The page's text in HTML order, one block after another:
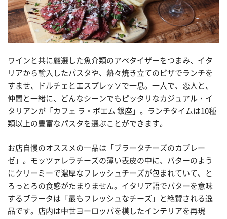
ワインと共に厳選した魚介類のアペタイザーをつまみ、イタ
リアから輸入したパスタや、熱々焼き立てのピザでランチを
すませ、ドルチェとエスプレッソで一息。一人で、恋人と、
仲間と一緒に、どんなシーンでもピッタリなカジュアル・イ
タリアンが「カフェ ラ・ボエム 銀座」。ランチタイムは10種
類以上の豊富なパスタを選ぶことができます。
お店自慢のオススメの一品は「ブラータチーズのカプレー
ゼ」。モッツァレラチーズの薄い表皮の中に、バターのよう
にクリーミーで濃厚なフレッシュチーズが包まれていて、と
ろっとろの食感がたまりません。イタリア語でバターを意味
するブラータは「最もフレッシュなチーズ」と絶賛される逸
品です。店内は中世ヨーロッパを模したインテリアを再現